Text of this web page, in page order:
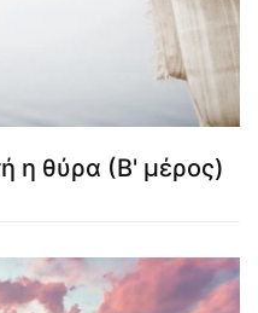
η θύρα (Β' μέρος)